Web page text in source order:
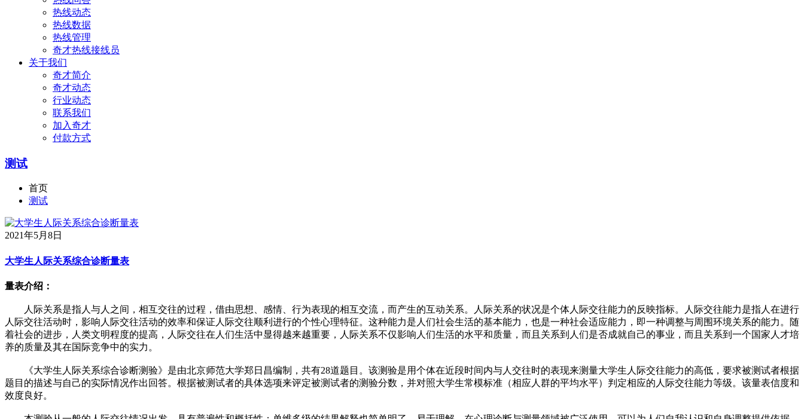
热线动态
热线数据
热线管理
奇才热线接线员
关于我们
奇才简介
奇才动态
行业动态
联系我们
加入奇才
付款方式
测试
首页
测试
2021年5月8日
大学生人际关系综合诊断量表
量表介绍：
人际关系是指人与人之间，相互交往的过程，借由思想、感情、行为表现的相互交流，而产生的互动关系。人际关系的状况是个体人际交往能力的反映指标。人际交往能力是指人在进行
人际交往活动时，影响人际交往活动的效率和保证人际交往顺利进行的个性心理特征。这种能力是人们社会生活的基本能力，也是一种社会适应能力，即一种调整与周围环境关系的能力。随
着社会的进步，人类文明程度的提高，人际交往在人们生活中显得越来越重要，人际关系不仅影响人们生活的水平和质量，而且关系到人们是否成就自己的事业，而且关系到一个国家人才培
养的质量及其在国际竞争中的实力。
《大学生人际关系综合诊断测验》是由北京师范大学郑日昌编制，共有28道题目。该测验是用个体在近段时间内与人交往时的表现来测量大学生人际交往能力的高低，要求被测试者根据
题目的描述与自己的实际情况作出回答。根据被测试者的具体选项来评定被测试者的测验分数，并对照大学生常模标准（相应人群的平均水平）判定相应的人际交往能力等级。该量表信度和
效度良好。